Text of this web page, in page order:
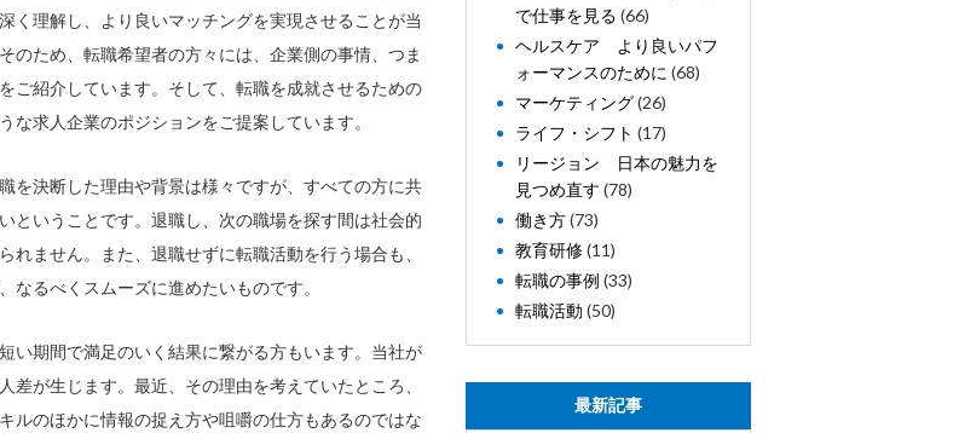
く理解し、より良いマッチングを実現させることが当
のため、転職希望者の方々には、企業側の事情、つま
ご紹介しています。そして、転職を成就させるための
求人企業のポジションをご提案しています。
を決断した理由や背景は様々ですが、すべての方に共
ということです。退職し、次の職場を探す間は社会的
ません。また、退職せずに転職活動を行う場合も、
るべくスムーズに進めたいものです。
い期間で満足のいく結果に繋がる方もいます。当社が
が生じます。最近、その理由を考えていたところ、
ルのほかに情報の捉え方や咀嚼の仕方もあるのではな
で仕事を見る (66)
ヘルスケア より良いパフ
ォーマンスのために (68)
マーケティング(26)
ライフ・シフト (17)
リージョン 日本の魅力を
見つめ直す (78)
働き方(73)
教育研修(11)
転職の事例 (33)
転職活動 (50)
最新記事